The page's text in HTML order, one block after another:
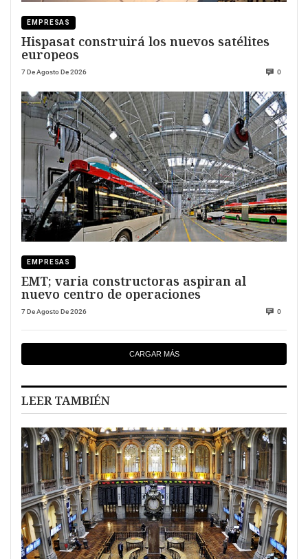
EMPRESAS
Hispasat construirá los nuevos satélites
europeos
7 De Agosto De 2026 0
EMPRESAS
EMT; varia constructoras aspiran al
nuevo centro de operaciones
7 De Agosto De 2026 0
CARGAR MÁS
LEER TAMBIÉN